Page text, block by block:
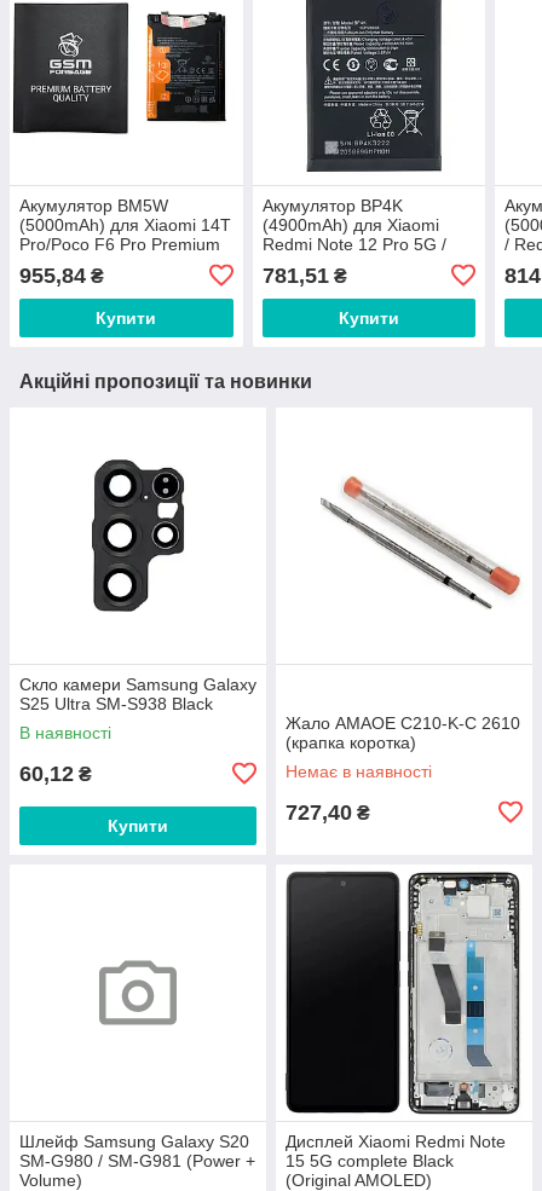
Акумулятор BM5W
(5000mAh) для Xiaomi 14T
Pro/Poco F6 Pro Premium
955,84 ₴
Купити
Акумулятор BP4K
(4900mAh) для Xiaomi
Redmi Note 12 Pro 5G /
Redmi Note 12T / Poco X5
Pro 5G
781,51₴
Купити
/
Акційні пропозиції та новинки
Скло камери Samsung Galaxy
S25 Ultra SM-S938 Black
В наявності
60,12 ₴
Купити
Жало AMAOE C210-K-C 2610
(крапка коротка)
Немає в наявності
727,40 ₴
Шлейф Samsung Galaxy S20
SM-G980 / SM-G981 (Power +
Volume)
Дисплей Xiaomi Redmi Note
15 5G complete Black
(Original AMOLED)